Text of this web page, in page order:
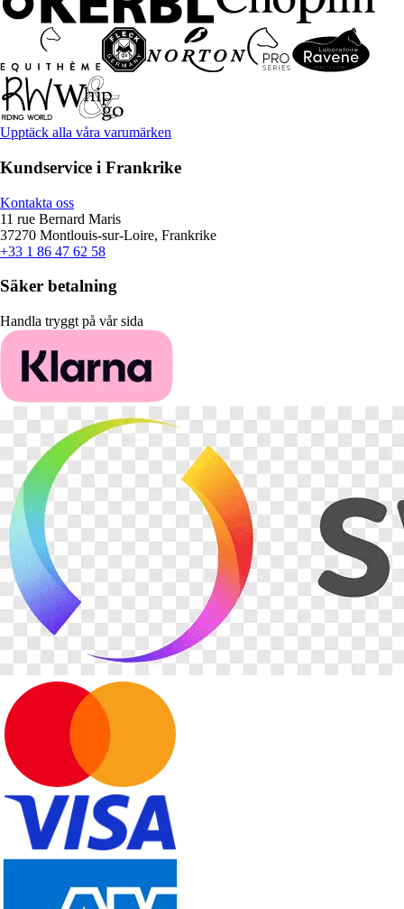
Upptäck alla våra varumärken
Kundservice i Frankrike
Kontakta oss
11 rue Bernard Maris
37270 Montlouis-sur-Loire, Frankrike
+33 1 86 47 62 58
Säker betalning
Handla tryggt på vår sida